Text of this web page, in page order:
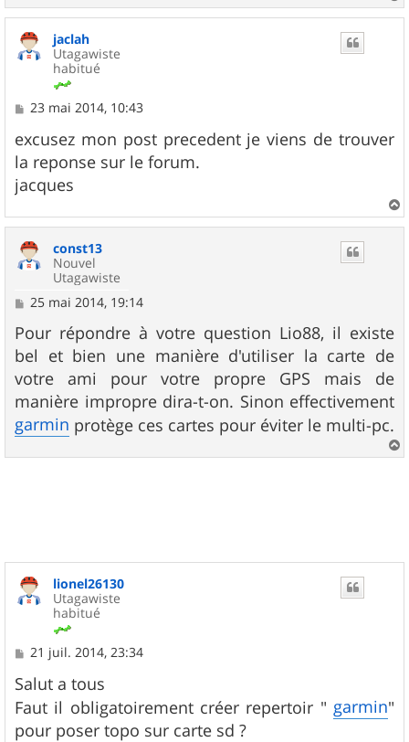
a
jaclah
Utagawiste
habitué
M
s
s
a
g
e
23 mai 2014, 10:43
excusez mon post precedent je viens de trouver
la reponse sur le forum.
jacques
a
const13
Nouvel
Utagawiste
M
s
s
a
g
e
25 mai 2014, 19:14
Pour répondre à votre question Lio88, il existe
bel et bien une manière d'utiliser la carte de
votre ami pour votre propre GPS mais de
manière impropre dira-t-on. Sinon effectivement
garmin protège ces cartes pour éviter le multi-pc.
a
lionel26130
Utagawiste
habitué
M
s
s
a
g
21 juil. 2014, 23:34
Salut a tous
Faut il obligatoirement créer repertoir " garmin"
pour poser topo sur carte sd ?